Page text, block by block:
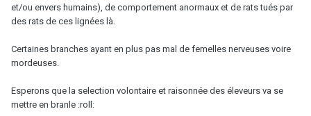
et/ou envers humains), de comportement anormaux et de rats tués par
des rats de ces lignées là.
Certaines branches ayant en plus pas mal de femelles nerveuses voire
mordeuses.
Esperons que la selection volontaire et raisonnée des éleveurs va se
mettre en branle :roll: